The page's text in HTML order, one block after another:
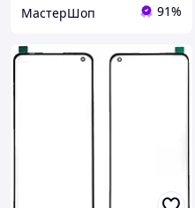
МастерШоп 91%